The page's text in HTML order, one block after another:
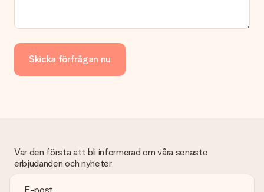
Skicka förfrågan nu
Var den första att bli informerad om våra senaste
erbjudanden och nyheter